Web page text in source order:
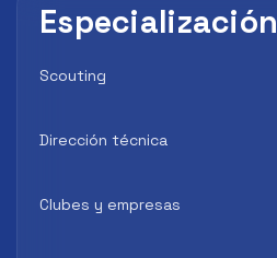
Especialización
Scouting
Dirección técnica
Clubes y empresas